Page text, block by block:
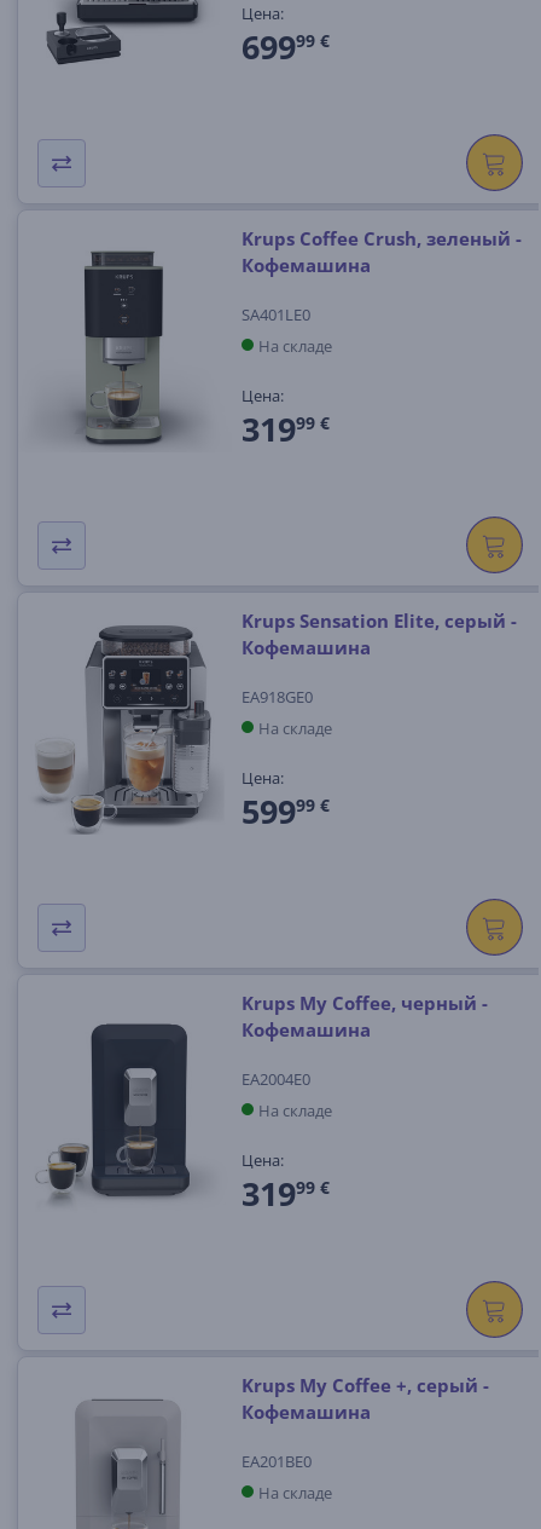
Цена:
69999 €
Krups Coffee Crush, зеленый -
Кофемашина
SA401LE0
На складе
Цена:
31999 €
Krups Sensation Elite, серый -
Кофемашина
EA918GE0
На складе
Цена:
59999 €
Krups My Coffee, черный -
Кофемашина
EA2004E0
На складе
Цена:
31999 €
Krups My Coffee +, серый -
Кофемашина
EA201BE0
На складе